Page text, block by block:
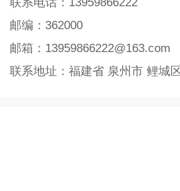
联系电话：13959866222
邮编：362000
邮箱：13959866222@163.com
联系地址：福建省 泉州市 鲤城